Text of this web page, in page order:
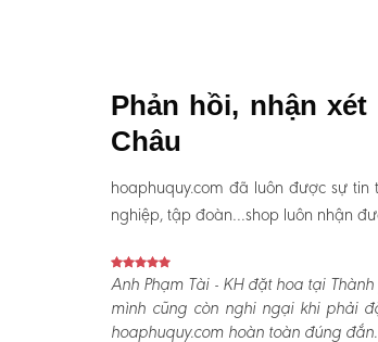
Phản hồi, nhận
Châu
hoaphuquy.com đã luôn được sự
nghiệp, tập đoàn…shop luôn nhận
Anh Phạm Tài - KH đặt hoa tại
mình cũng còn nghi ngại khi phải
hoaphuquy.com hoàn toàn đúng